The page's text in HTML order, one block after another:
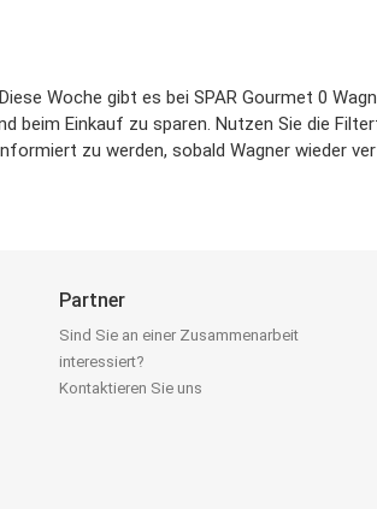
Woche gibt es bei SPAR Gourmet 0
beim Einkauf zu sparen. Nutzen Sie die
zu werden, sobald Wagner wieder
Partner
Sind Sie an einer Zusammenarbeit
interessiert?
Kontaktieren Sie uns